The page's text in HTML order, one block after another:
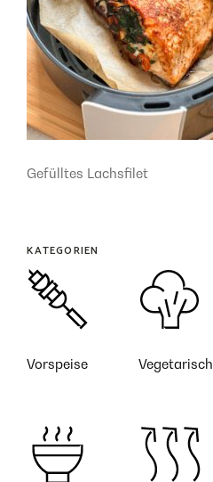
Gefülltes Lachsfilet
KATEGORIEN
Vorspeise Vegetarisch